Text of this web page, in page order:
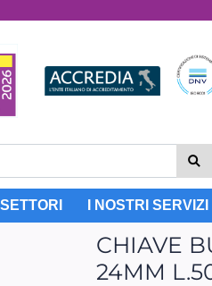
I NOSTRI SERVIZI
CHIAVE
24MM